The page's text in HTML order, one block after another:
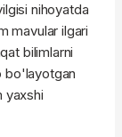
nihoyatda
mavular ilgari
bilimlarni
bo'layotgan
yaxshi